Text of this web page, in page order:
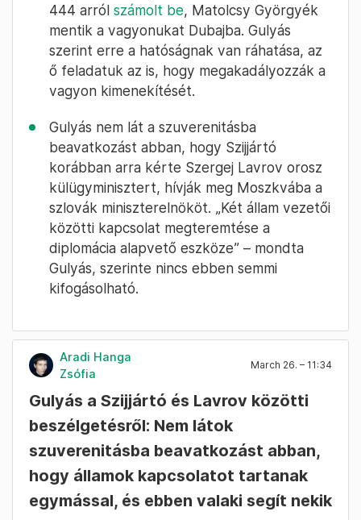
444 arról számolt be, Matolcsy Györgyék
mentik a vagyonukat Dubajba. Gulyás
szerint erre a hatóságnak van ráhatása, az
ő feladatuk az is, hogy megakadályozzák a
vagyon kimenekítését.
Gulyás nem lát a szuverenitásba
beavatkozást abban, hogy Szijjártó
korábban arra kérte Szergej Lavrov orosz
külügyminisztert, hívják meg Moszkvába a
szlovák miniszterelnököt. „Két állam vezetői
közötti kapcsolat megteremtése a
diplomácia alapvető eszköze” – mondta
Gulyás, szerinte nincs ebben semmi
kifogásolható.
Aradi Hanga
Zsófia
March 26. – 11:34
Gulyás a Szijjártó és Lavrov közötti
beszélgetésről: Nem látok
szuverenitásba beavatkozást abban,
hogy államok kapcsolatot tartanak
egymással, és ebben valaki segít nekik